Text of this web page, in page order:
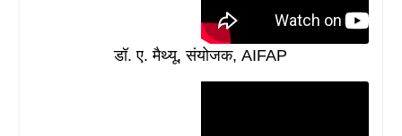
डॉ. ए. मैथ्यू, संयोजक, AIFAP